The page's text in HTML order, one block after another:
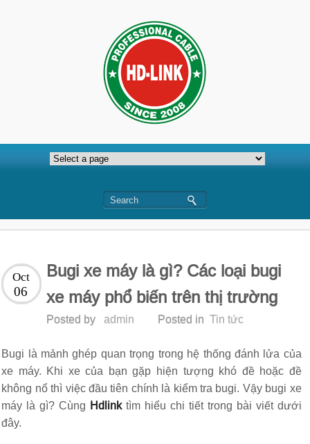
Bugi xe máy là gì? Các loại bugi
xe máy phổ biến trên thị trường
Oct
06
Posted by admin Posted in Tin tức
Bugi là mảnh ghép quan trọng trong hệ thống đánh lửa của
xe máy. Khi xe của bạn gặp hiện tượng khó đề hoặc đề
không nổ thì việc đầu tiên chính là kiểm tra bugi. Vậy bugi xe
máy là gì? Cùng Hdlinktìm hiểu chi tiết trong bài viết dưới
đây.